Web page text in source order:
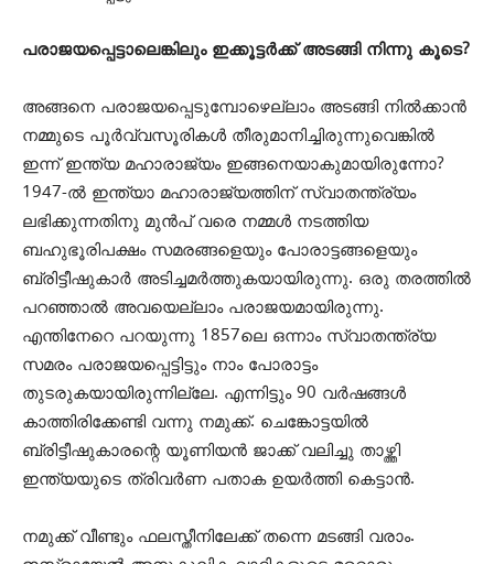
പരാജയപ്പെട്ടാലെങ്കിലും ഇക്കൂട്ടര്‍ക്ക് അടങ്ങി നിന്നു കൂടെ?
അങ്ങനെ പരാജയപ്പെടുമ്പോഴെല്ലാം അടങ്ങി നില്‍ക്കാന്‍
നമ്മുടെ പൂര്‍വ്വസൂരികള്‍ തീരുമാനിച്ചിരുന്നുവെങ്കില്‍
ഇന്ന് ഇന്ത്യ മഹാരാജ്യം ഇങ്ങനെയാകുമായിരുന്നോ?
1947-ല്‍ ഇന്ത്യാ മഹാരാജ്യത്തിന് സ്വാതന്ത്ര്യം
ലഭിക്കുന്നതിനു മുന്‍പ് വരെ നമ്മള്‍ നടത്തിയ
ബഹുഭൂരിപക്ഷം സമരങ്ങളെയും പോരാട്ടങ്ങളെയും
ബ്രിട്ടീഷുകാര്‍ അടിച്ചമര്‍ത്തുകയായിരുന്നു. ഒരു തരത്തില്‍
പറഞ്ഞാല്‍ അവയെല്ലാം പരാജയമായിരുന്നു.
എന്തിനേറെ പറയുന്നു 1857ലെ ഒന്നാം സ്വാതന്ത്ര്യ
സമരം പരാജയപ്പെട്ടിട്ടും നാം പോരാട്ടം
തുടരുകയായിരുന്നില്ലേ. എന്നിട്ടും 90 വര്‍ഷങ്ങള്‍
കാത്തിരിക്കേണ്ടി വന്നു നമുക്ക്. ചെങ്കോട്ടയില്‍
ബ്രിട്ടീഷുകാരന്റെ യൂണിയന്‍ ജാക്ക് വലിച്ചു താഴ്ത്തി
ഇന്ത്യയുടെ ത്രിവര്‍ണ പതാക ഉയര്‍ത്തി കെട്ടാന്‍.
നമുക്ക് വീണ്ടും ഫലസ്തീനിലേക്ക് തന്നെ മടങ്ങി വരാം.